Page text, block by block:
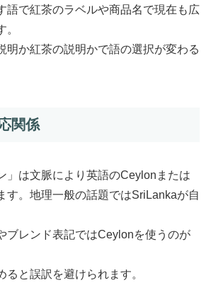
語で紅茶のラベルや商品名で現在も広
明か紅茶の説明かで語の選択が変わる
関係
」は文脈により英語のCeylonまたは
す。地理一般の話題ではSriLankaが自
ブレンド表記ではCeylonを使うのが
ると誤訳を避けられます。